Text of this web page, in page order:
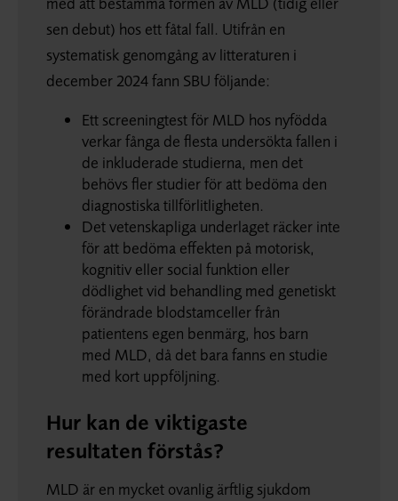
sen debut) hos ett fåtal fall. Utifrån en
systematisk genomgång av litteraturen i
december 2024 fann SBU följande:
Ett screeningtest för MLD hos nyfödda
verkar fånga de flesta undersökta fallen i
de inkluderade studierna, men det
behövs fler studier för att bedöma den
diagnostiska tillförlitligheten.
Det vetenskapliga underlaget räcker inte
för att bedöma effekten på motorisk,
kognitiv eller social funktion eller
dödlighet vid behandling med genetiskt
förändrade blodstamceller från
patientens egen benmärg, hos barn
med MLD, då det bara fanns en studie
med kort uppföljning.
Hur kan de viktigaste
resultaten förstås?
MLD är en mycket ovanlig ärftlig sjukdom